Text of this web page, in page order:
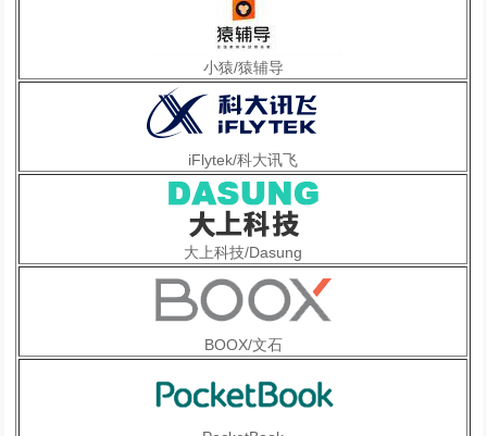
小猿/猿辅导
iFlytek/科大讯飞
大上科技/Dasung
BOOX/文石